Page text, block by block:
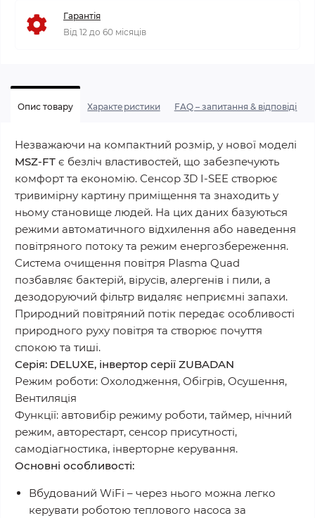
Гарантія
Від 12 до 60 місяців
Опис товару Характеристики FAQ – запитання & відповіді
Незважаючи на компактний розмір, у нової моделі
MSZ-FT є безліч властивостей, що забезпечують
комфорт та економію. Сенсор 3D I-SEE створює
тривимірну картину приміщення та знаходить у
ньому становище людей. На цих даних базуються
режими автоматичного відхилення або наведення
повітряного потоку та режим енергозбереження.
Система очищення повітря Plasma Quad
позбавляє бактерій, вірусів, алергенів і пили, а
дезодоруючий фільтр видаляє неприємні запахи.
Природний повітряний потік передає особливості
природного руху повітря та створює почуття
спокою та тиші.
Серія: DELUXE, інвертор серії ZUBADAN
Режим роботи: Охолодження, Обігрів, Осушення,
Вентиляція
Функції: автовибір режиму роботи, таймер, нічний
режим, авторестарт, сенсор присутності,
самодіагностика, інверторне керування.
Основні особливості:
Вбудований WiFi – через нього можна легко
керувати роботою теплового насоса за